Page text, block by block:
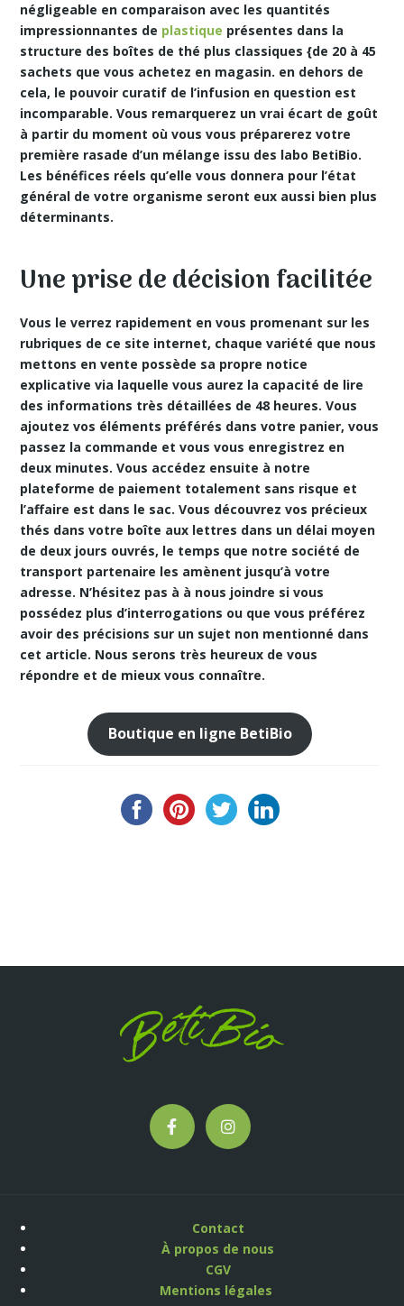
négligeable en comparaison avec les quantités
impressionnantes de plastique présentes dans la
structure des boîtes de thé plus classiques {de 20 à 45
sachets que vous achetez en magasin. en dehors de
cela, le pouvoir curatif de l’infusion en question est
incomparable. Vous remarquerez un vrai écart de goût
à partir du moment où vous vous préparerez votre
première rasade d’un mélange issu des labo BetiBio.
Les bénéfices réels qu’elle vous donnera pour l’état
général de votre organisme seront eux aussi bien plus
déterminants.
Une prise de décision facilitée
Vous le verrez rapidement en vous promenant sur les
rubriques de ce site internet, chaque variété que nous
mettons en vente possède sa propre notice
explicative via laquelle vous aurez la capacité de lire
des informations très détaillées de 48 heures. Vous
ajoutez vos éléments préférés dans votre panier, vous
passez la commande et vous vous enregistrez en
deux minutes. Vous accédez ensuite à notre
plateforme de paiement totalement sans risque et
l’affaire est dans le sac. Vous découvrez vos précieux
thés dans votre boîte aux lettres dans un délai moyen
de deux jours ouvrés, le temps que notre société de
transport partenaire les amènent jusqu’à votre
adresse. N’hésitez pas à à nous joindre si vous
possédez plus d’interrogations ou que vous préférez
avoir des précisions sur un sujet non mentionné dans
cet article. Nous serons très heureux de vous
répondre et de mieux vous connaître.
Boutique en ligne BetiBio
Contact
À propos de nous
CGV
Mentions légales